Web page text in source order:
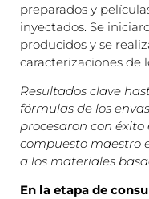
preparados y
inyectados. Se
producidos y se
caracterizaciones de
Resultados clave
fórmulas de los
procesaron con
compuesto maestro
a los materiales
En la etapa de